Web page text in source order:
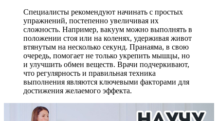
Специалисты рекомендуют начинать с простых
упражнений, постепенно увеличивая их
сложность. Например, вакуум можно выполнять в
положении стоя или на коленях, удерживая живот
втянутым на несколько секунд. Пранаяма, в свою
очередь, помогает не только укрепить мышцы, но
и улучшить обмен веществ. Врачи подчеркивают,
что регулярность и правильная техника
выполнения являются ключевыми факторами для
достижения желаемого эффекта.